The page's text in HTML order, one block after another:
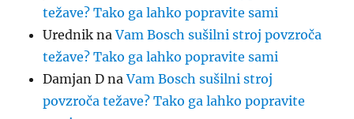
težave? Tako ga lahko popravite sami
Urednik naVam Bosch sušilni stroj povzroča
težave? Tako ga lahko popravite sami
Damjan D naVam Bosch sušilni stroj
povzroča težave? Tako ga lahko popravite